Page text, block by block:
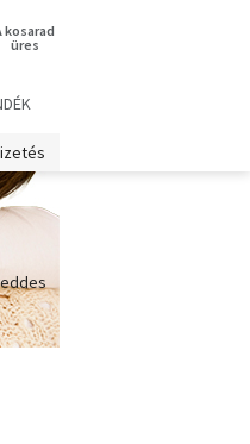
kosarad
üres